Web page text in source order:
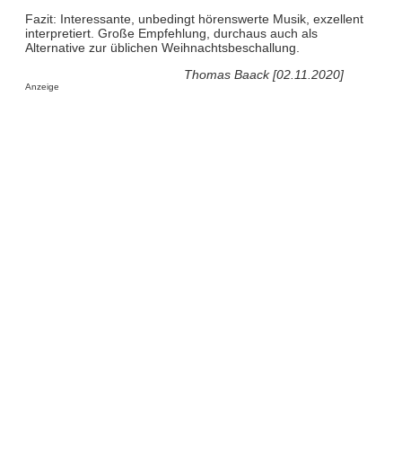
Fazit: Interessante, unbedingt hörenswerte Musik, exzellent
interpretiert. Große Empfehlung, durchaus auch als
Alternative zur üblichen Weihnachtsbeschallung.
Thomas Baack [02.11.2020]
Anzeige